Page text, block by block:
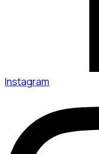
Instagram